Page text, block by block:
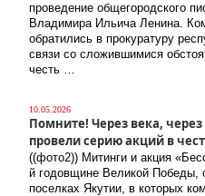
проведение общегородского
Владимира Ильича Ленина.
обратились в прокуратуру
связи со сложившимися
честь …
10.05.2026
Помните! Через века,
провели серию акций в
((фото2)) Митинги и акция
й годовщине Великой Победы,
поселках Якутии, в которых